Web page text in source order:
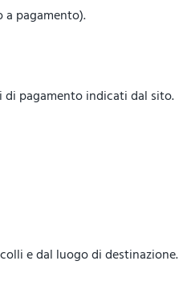
a pagamento).
di pagamento indicati dal sito.
e dal luogo di destinazione.